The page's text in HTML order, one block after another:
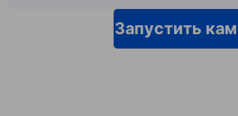
Запустить